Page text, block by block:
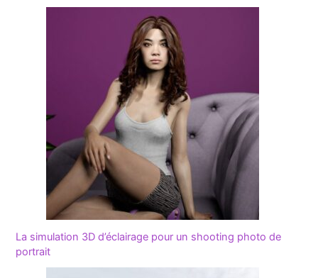
La simulation 3D d’éclairage pour un shooting photo de
portrait